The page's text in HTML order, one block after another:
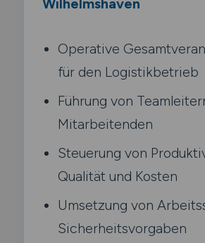
Operative
für den Logistikbetrieb
Führung von
Mitarbeitenden
Steuerung von
Qualität und Kosten
Umsetzung von
Sicherheitsvorgaben